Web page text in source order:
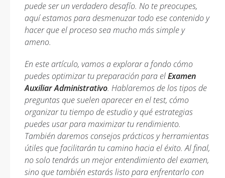
puede ser un verdadero desafío. No te preocupes,
aquí estamos para desmenuzar todo ese contenido y
hacer que el proceso sea mucho más simple y
ameno.
En este artículo, vamos a explorar a fondo cómo
puedes optimizar tu preparación para elExamen
Auxiliar Administrativo. Hablaremos de los tipos de
preguntas que suelen aparecer en el test, cómo
organizar tu tiempo de estudio y qué estrategias
puedes usar para maximizar tu rendimiento.
También daremos consejos prácticos y herramientas
útiles que facilitarán tu camino hacia el éxito. Al final,
no solo tendrás un mejor entendimiento del examen,
sino que también estarás listo para enfrentarlo con